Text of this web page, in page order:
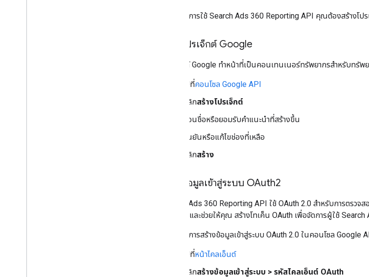
หากต้องการใช้ Search Ads 360 Reporting API คุณต้องสร้างโ
สร้างโปรเจ็กต์ Google
โปรเจ็กต์ Google ทำหน้าที่เป็นคอนเทนเนอร์ทรัพยากรสำหรับทรัพ
ไปที่คอนโซล Google API
คลิกสร้างโปรเจ็กต์
ป้อนชื่อหรือยอมรับคำแนะนำที่สร้างขึ้น
ยืนยันหรือแก้ไขช่องที่เหลือ
คลิกสร้าง
สร้างข้อมูลเข้าสู่ระบบ OAuth2
Search Ads 360 Reporting API ใช้ OAuth 2.0 สำหรับการตรว
Google และช่วยให้คุณ สร้างโทเค็น OAuth เพื่อจัดการผู้ใช้ Search
หากต้องการสร้างข้อมูลเข้าสู่ระบบ OAuth 2.0 ในคอนโซล Google
ไปที่หน้าไคลเอ็นต์
คลิกสร้างข้อมูลเข้าสู่ระบบ > รหัสไคลเอ็นต์ OAuth